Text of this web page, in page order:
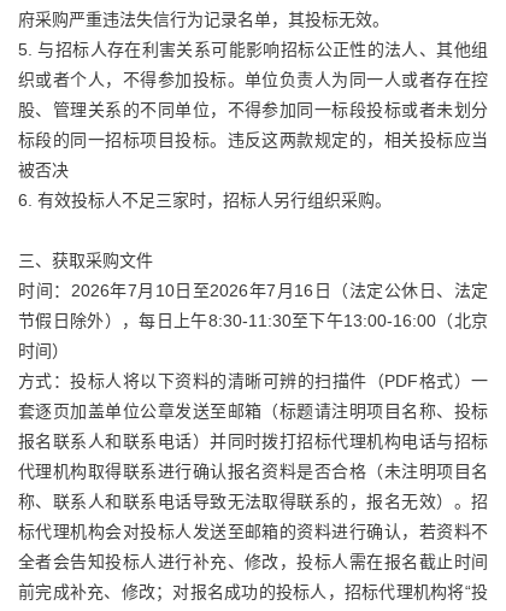
府采购严重违法失信行为记录名单，其投标无效。
5. 与招标人存在利害关系可能影响招标公正性的法人、其他组
织或者个人，不得参加投标。单位负责人为同一人或者存在控
股、管理关系的不同单位，不得参加同一标段投标或者未划分
标段的同一招标项目投标。违反这两款规定的，相关投标应当
被否决
6. 有效投标人不足三家时，招标人另行组织采购。
三、获取采购文件
时间：2026年7月10日至2026年7月16日（法定公休日、法定
节假日除外），每日上午8:30-11:30至下午13:00-16:00（北京
时间）
方式：投标人将以下资料的清晰可辨的扫描件（PDF格式）一
套逐页加盖单位公章发送至邮箱（标题请注明项目名称、投标
报名联系人和联系电话）并同时拨打招标代理机构电话与招标
代理机构取得联系进行确认报名资料是否合格（未注明项目名
称、联系人和联系电话导致无法取得联系的，报名无效）。招
标代理机构会对投标人发送至邮箱的资料进行确认，若资料不
全者会告知投标人进行补充、修改，投标人需在报名截止时间
前完成补充、修改；对报名成功的投标人，招标代理机构将“投